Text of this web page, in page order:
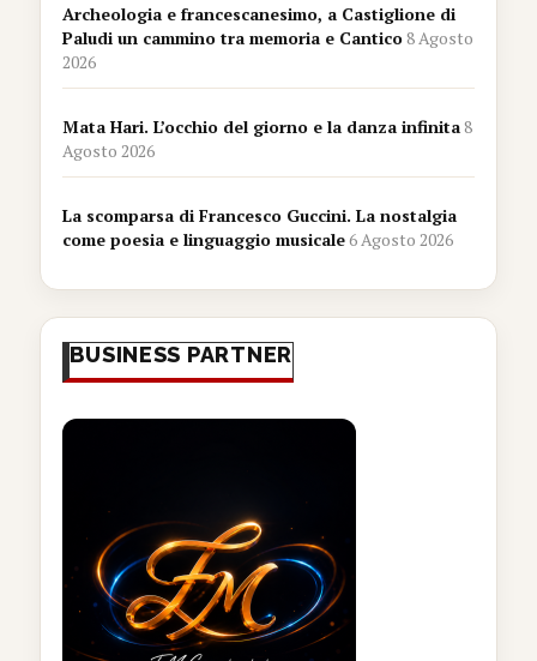
Archeologia e francescanesimo, a Castiglione di
Paludi un cammino tra memoria e Cantico8 Agosto
2026
Mata Hari. L’occhio del giorno e la danza infinita8
Agosto 2026
La scomparsa di Francesco Guccini. La nostalgia
come poesia e linguaggio musicale6 Agosto 2026
BUSINESS PARTNER